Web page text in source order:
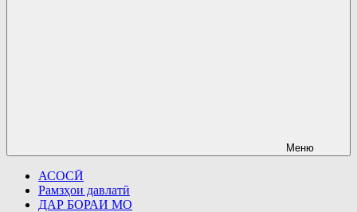
Меню
АСОСӢ
Рамзҳои давлатӣ
ДАР БОРАИ МО